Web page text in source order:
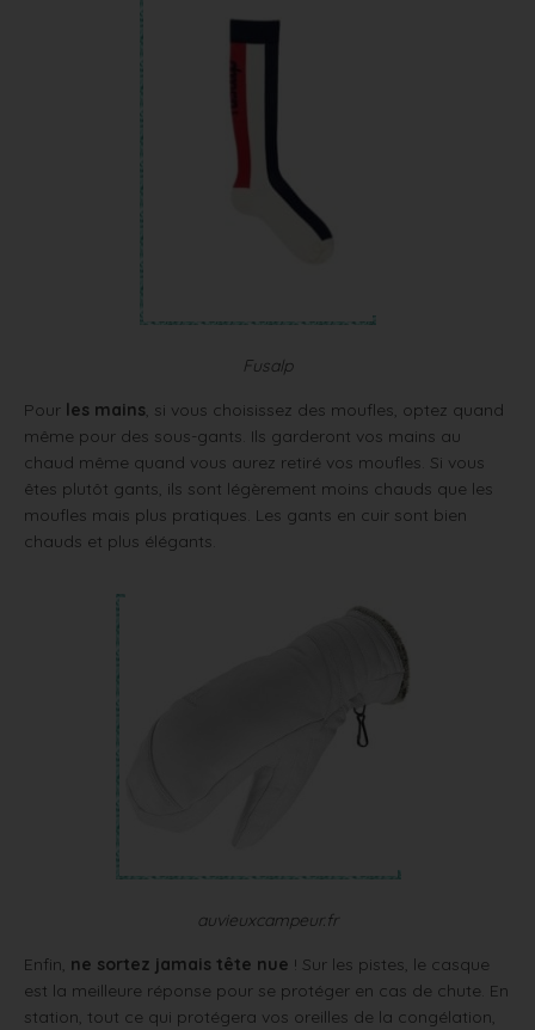
Fusalp
Pour les mains , si vous choisissez des moufles, optez quand
même pour des sous-gants. Ils garderont vos mains au
chaud même quand vous aurez retiré vos moufles. Si vous
êtes plutôt gants, ils sont légèrement moins chauds que les
moufles mais plus pratiques. Les gants en cuir sont bien
chauds et plus élégants.
auvieuxcampeur.fr
Enfin, ne sortez jamais tête nue ! Sur les pistes, le casque
est la meilleure réponse pour se protéger en cas de chute. En
station, tout ce qui protégera vos oreilles de la congélation,